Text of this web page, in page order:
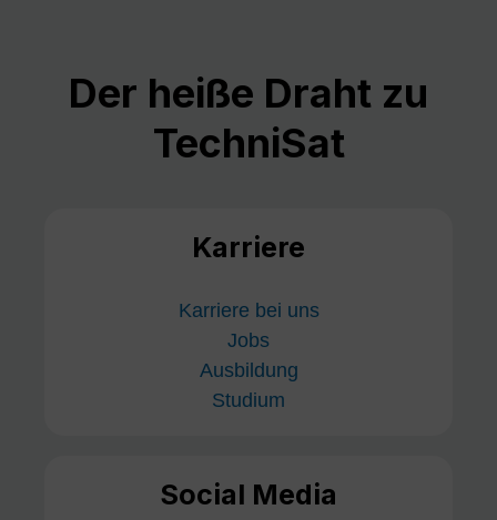
Der heiße Draht zu
TechniSat
Karriere
Karriere bei uns
Jobs
Ausbildung
Studium
Social Media